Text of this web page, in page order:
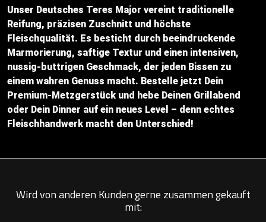
Unser Deutsches Teres Major vereint traditionelle
Reifung, präzisen Zuschnitt und höchste
Fleischqualität. Es besticht durch beeindruckende
Marmorierung, saftige Textur und einen intensiven,
nussig-buttrigen Geschmack, der jeden Bissen zu
einem wahren Genuss macht. Bestelle jetzt Dein
Premium-Metzgerstück und hebe Deinen Grillabend
oder Dein Dinner auf ein neues Level – denn echtes
Fleischhandwerk macht den Unterschied!
Wird von anderen Kunden gerne zusammen gekauft
mit: